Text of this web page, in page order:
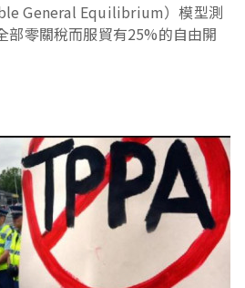
General Equilibrium）模型測
部零關稅而服貿有25%的自由開